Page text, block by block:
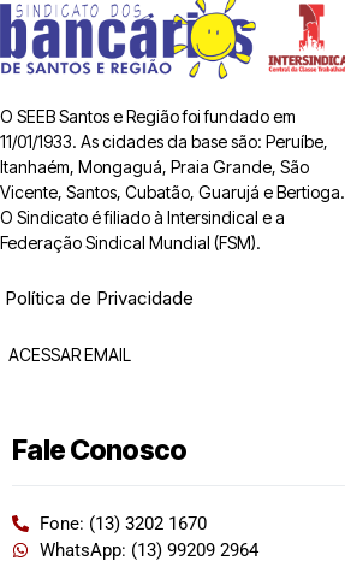
O SEEB Santos e Região foi fundado em
11/01/1933. As cidades da base são: Peruíbe,
Itanhaém, Mongaguá, Praia Grande, São
Vicente, Santos, Cubatão, Guarujá e Bertioga.
O Sindicato é filiado à Intersindical e a
Federação Sindical Mundial (FSM).
Política de Privacidade
ACESSAR EMAIL
Fale Conosco
Fone: (13) 3202 1670
WhatsApp: (13) 99209 2964